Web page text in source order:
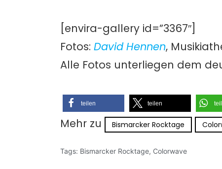
[envira-gallery id=”3367″]
Fotos: David Hennen,
Alle Fotos unterliegen dem
teilen teilen
Mehr zu Bismarcker Rocktage
Tags: Bismarcker Rocktage, Colorwave